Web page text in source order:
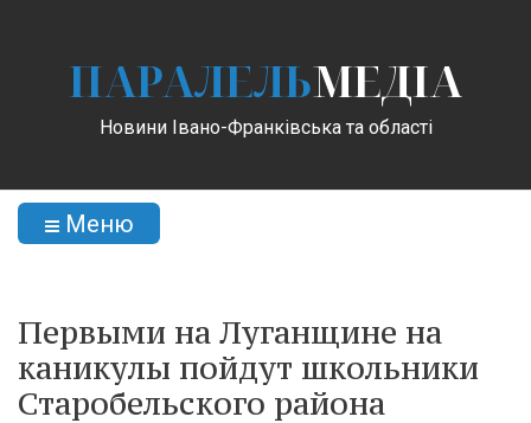
ПАРАЛЕЛЬМЕДІА
Новини Івано-Франківська та області
Меню
Первыми на Луганщине на
каникулы пойдут школьники
Старобельского района